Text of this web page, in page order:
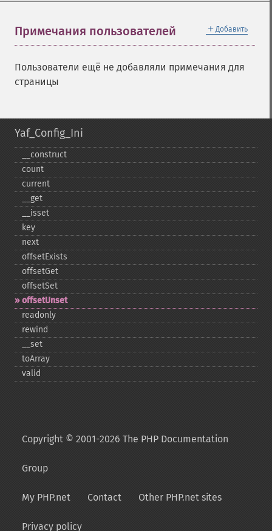
＋ Добавить
Примечания пользователей
Пользователи ещё не добавляли примечания для
страницы
Yaf_Config_Ini
_​_​construct
count
current
_​_​get
_​_​isset
key
next
offsetExists
offsetGet
offsetSet
offsetUnset
readonly
rewind
_​_​set
toArray
valid
Copyright © 2001-2026 The PHP Documentation
Group
My PHP.net Contact Other PHP.net sites
Privacy policy